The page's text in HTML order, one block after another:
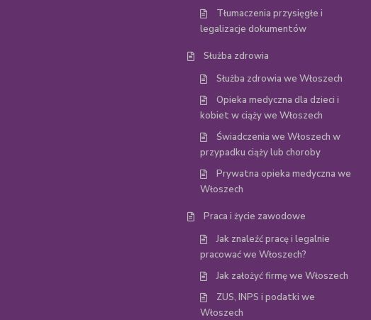
Tłumaczenia przysięgłe i
legalizacje dokumentów
Służba zdrowia
Służba zdrowia we Włoszech
Opieka medyczna dla dzieci i
kobiet w ciąży we Włoszech
Świadczenia we Włoszech w
przypadku ciąży lub choroby
Prywatna opieka medyczna we
Włoszech
Praca i życie zawodowe
Jak znaleźć pracę i legalnie
pracować we Włoszech?
Jak założyć firmę we Włoszech
ZUS, INPS i podatki we
Włoszech